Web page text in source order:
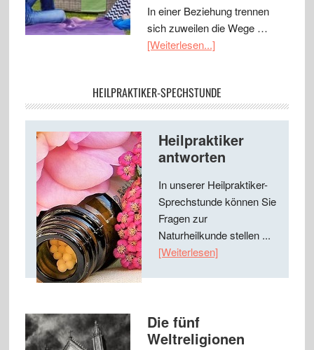
In einer Beziehung trennen
sich zuweilen die Wege …
[Weiterlesen...]
HEILPRAKTIKER-SPECHSTUNDE
Heilpraktiker
antworten
In unserer Heilpraktiker-
Sprechstunde können Sie
Fragen zur
Naturheilkunde stellen ...
[Weiterlesen]
Die fünf
Weltreligionen